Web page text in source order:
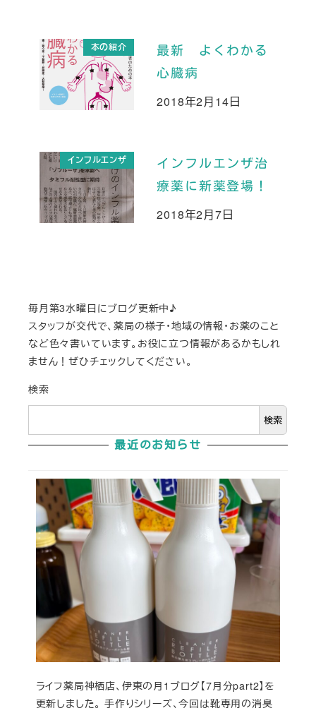
本の紹介
最新 よくわかる
心臓病
投稿日
2018年2月14日
インフルエンザ
インフルエンザ治
療薬に新薬登場！
投稿日
2018年2月7日
毎月第3水曜日にブログ更新中♪
スタッフが交代で、薬局の様子・地域の情報・お薬のこと
など色々書いています。お役に立つ情報があるかもしれ
ません！ぜひチェックしてください。
検索
検索
最近のお知らせ
ライフ薬局神栖店、伊東の月1ブログ【7月分part2】を
更新しました。 手作りシリーズ、今回は靴専用の消臭